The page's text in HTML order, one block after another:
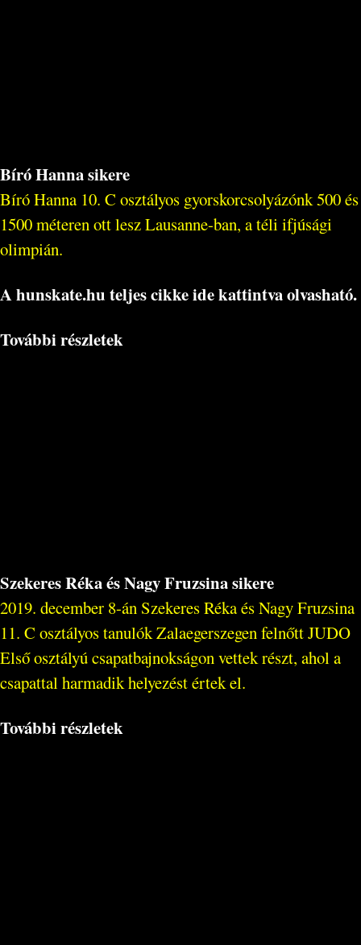
Bíró Hanna sikere
Bíró Hanna 10. C osztályos gyorskorcsolyázónk 500 és
1500 méteren ott lesz Lausanne-ban, a téli ifjúsági
olimpián.
A hunskate.hu teljes cikke ide kattintva olvasható.
További részletek
Szekeres Réka és Nagy Fruzsina sikere
2019. december 8-án Szekeres Réka és Nagy Fruzsina
11. C osztályos tanulók Zalaegerszegen felnőtt JUDO
Első osztályú csapatbajnokságon vettek részt, ahol a
csapattal harmadik helyezést értek el.
További részletek